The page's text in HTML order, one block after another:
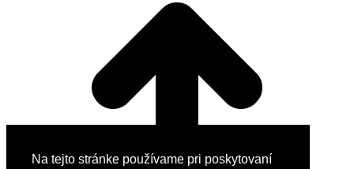
Na tejto stránke používame pri poskytovaní